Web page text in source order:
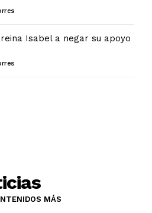
Isabel a negar su apoyo
MÁS